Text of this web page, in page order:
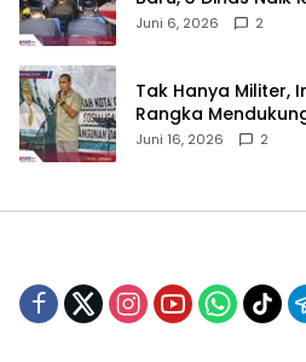
Juni 6, 2026 2
‎Tak Hanya Militer,
Rangka
Juni 16, 2026 2